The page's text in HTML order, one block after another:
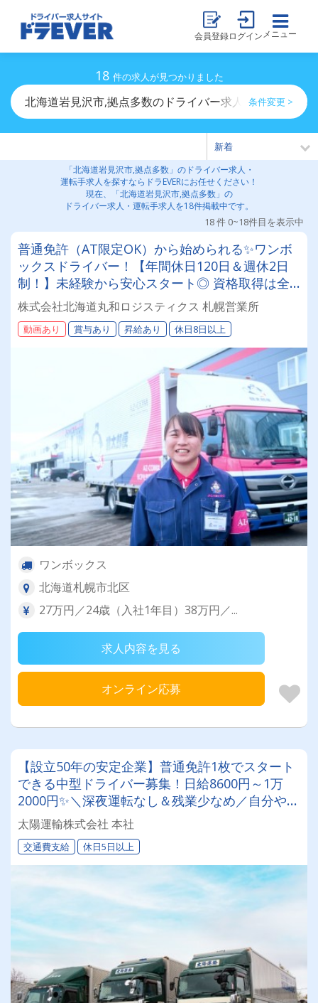
会員登録ログイン メニュー
18 件の求人が見つかりました
北海道岩見沢市,拠点多数のドライバー求人・運転手求人
条件変更 >
「北海道岩見沢市,拠点多数」のドライバー求人・
運転手求人を探すならドラEVERにお任せください！
現在、「北海道岩見沢市,拠点多数」の
ドライバー求人・運転手求人を18件掲載中です。
18 件 0~18件目を表示中
普通免許（AT限定OK）から始められる✨ワンボ
ックスドライバー！【年間休日120日＆週休2日
制！】未経験から安心スタート◎ 資格取得は全
額会社負担！安定基盤で働くドライバー募集！
年齢・性別問わず活躍できるお仕事です✨
株式会社北海道丸和ロジスティクス 札幌営業所
動画あり 賞与あり 昇給あり 休日8日以上
ワンボックス
北海道札幌市北区
27万円／24歳（入社1年目）38万円／...
求人内容を見る
オンライン応募
【設立50年の安定企業】普通免許1枚でスタート
できる中型ドライバー募集！日給8600円～1万
2000円✨＼深夜運転なし＆残業少なめ／自分や家
族との時間を大切にしながら働けます♪ ★一人一
台の専用車両
太陽運輸株式会社 本社
交通費支給 休日5日以上